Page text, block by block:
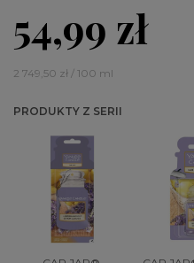
54,99 zł
2 749,50 zł / 100 ml
PRODUKTY Z SERII